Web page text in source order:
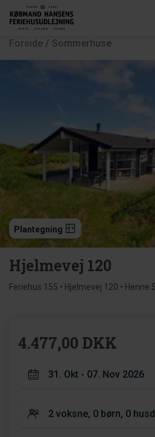
Forside / Sommerhuse
Plantegning
Hjelmevej 120
Feriehus 155 • Hjelmevej 120 • Henne
4.477,00 DKK